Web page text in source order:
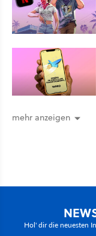
mehr anzeigen
Hol' dir die neuesten